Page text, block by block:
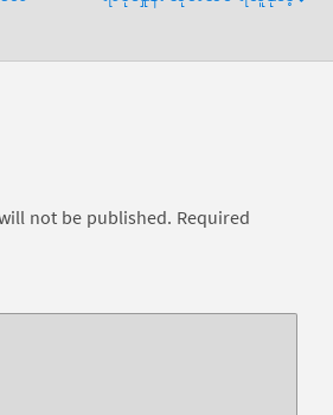
not be published. Required